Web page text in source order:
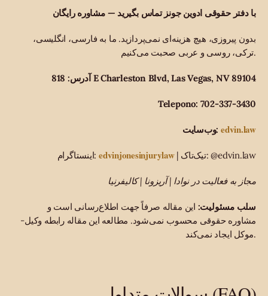
با دفتر حقوقی ادوین جونز تماس بگیرید — مشاوره رایگان
بدون پیروزی، هیچ هزینه‌ای نمی‌پردازید. ما به فارسی، انگلیسی،
ترکی، روسی و عربی صحبت می‌کنیم.
آدرس: 818 E Charleston Blvd, Las Vegas, NV 89104
Telepono: 702-337-3430
وب‌سایت:edvin.law
اینستاگرام: edvinjonesinjurylaw | تیک‌تاک: @edvin.law
مجاز به فعالیت در نوادا | آریزونا | کالیفرنیا
سلب مسئولیت: این مقاله صرفاً جهت اطلاع‌رسانی است و
مشاوره حقوقی محسوب نمی‌شود. مطالعه این مقاله رابطه وکیل-
موکل ایجاد نمی‌کند.